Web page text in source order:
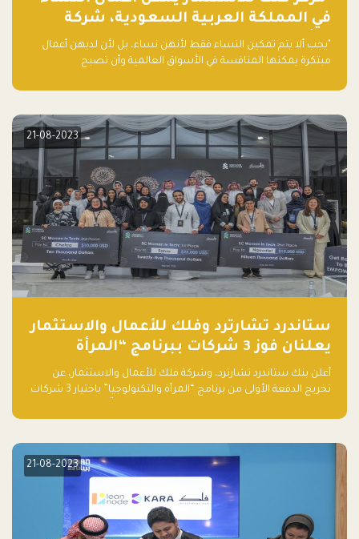
في المملكة العربية السعودية، شركة
ناشئة تلو الأخرى."
"يجب ألا يتم تمكين النساء فقط لأنهن نساء، بل لأن لديهن أعمال
مبتكرة يمكنها المنافسة في الأسواق العالمية وأن تصبح
21-08-2023
ستاندرد تشارترد وفلك للأعمال والاستثمار
يعلنان فوز 3 شركات ببرنامج “المرأة
والتكنولوجيا”
أعلن بنك ستاندرد تشارترد، وشركة فلك للأعمال والاستثمار، عن
تخريج الدفعة الأولى من برنامج “المرأة والتكنولوجيا” باختيار 3 شركات
الأعمال، اللواتي خضعن لبرنامج حاضنة مدته 8 أسابيع، أفكاراً مبتكرة
21-08-2023